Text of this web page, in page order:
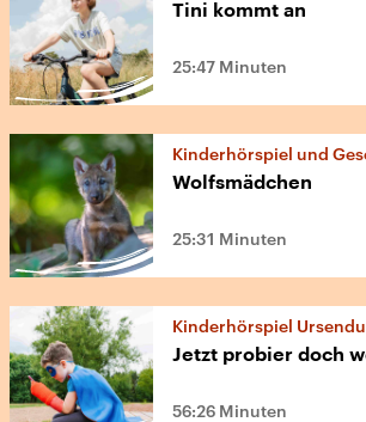
Tini kommt an
25:47 Minuten
Kinderhörspiel und
Wolfsmädchen
25:31 Minuten
Kinderhörspiel
Jetzt probier doch
56:26 Minuten